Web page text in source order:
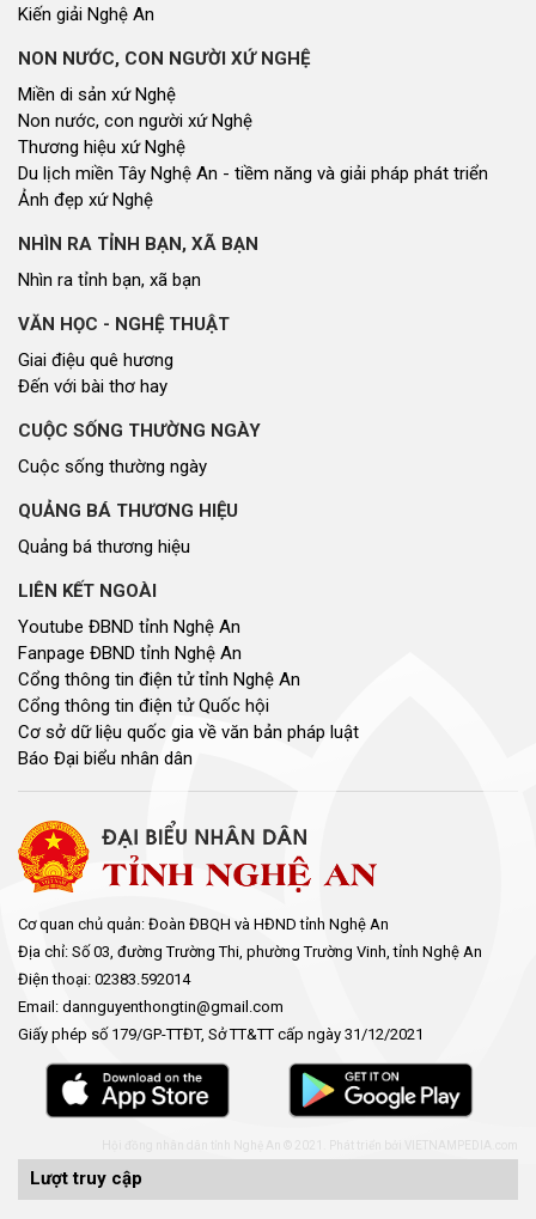
Kiến giải Nghệ An
NON NƯỚC, CON NGƯỜI XỨ NGHỆ
Miền di sản xứ Nghệ
Non nước, con người xứ Nghệ
Thương hiệu xứ Nghệ
Du lịch miền Tây Nghệ An - tiềm năng và giải pháp phát triển
Ảnh đẹp xứ Nghệ
NHÌN RA TỈNH BẠN, XÃ BẠN
Nhìn ra tỉnh bạn, xã bạn
VĂN HỌC - NGHỆ THUẬT
Giai điệu quê hương
Đến với bài thơ hay
CUỘC SỐNG THƯỜNG NGÀY
Cuộc sống thường ngày
QUẢNG BÁ THƯƠNG HIỆU
Quảng bá thương hiệu
LIÊN KẾT NGOÀI
Youtube ĐBND tỉnh Nghệ An
Fanpage ĐBND tỉnh Nghệ An
Cổng thông tin điện tử tỉnh Nghệ An
Cổng thông tin điện tử Quốc hội
Cơ sở dữ liệu quốc gia về văn bản pháp luật
Báo Đại biểu nhân dân
Cơ quan chủ quản: Đoàn ĐBQH và HĐND tỉnh Nghệ An
Địa chỉ: Số 03, đường Trường Thi, phường Trường Vinh, tỉnh Nghệ An
Điện thoại: 02383.592014
Email: dannguyenthongtin@gmail.com
Giấy phép số 179/GP-TTĐT, Sở TT&TT cấp ngày 31/12/2021
Hội đồng nhân dân tỉnh Nghệ An © 2021. Phát triển bởi
Lượt truy cập